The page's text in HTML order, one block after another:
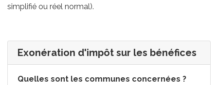
simplifié ou réel normal).
Exonération d'impôt sur les bénéfices
Quelles sont les communes concernées ?